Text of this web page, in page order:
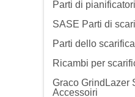
Parti di
SASE Parti di
Parti dello
Ricambi per
Graco GrindLazer
Accessoiri